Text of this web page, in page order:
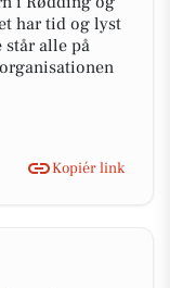
har tid og lyst
alle på
Kopiér link